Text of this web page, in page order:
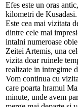
Efes este un oras
kilometri de Kusadasi.
Este cea mai vizitata
dintre cele mai
intalni numeroase
Zeitei Artemis, una
vizita doar ruinele
realizate in intregime
Vom continua cu
care poarta hramul
minute, unde avem